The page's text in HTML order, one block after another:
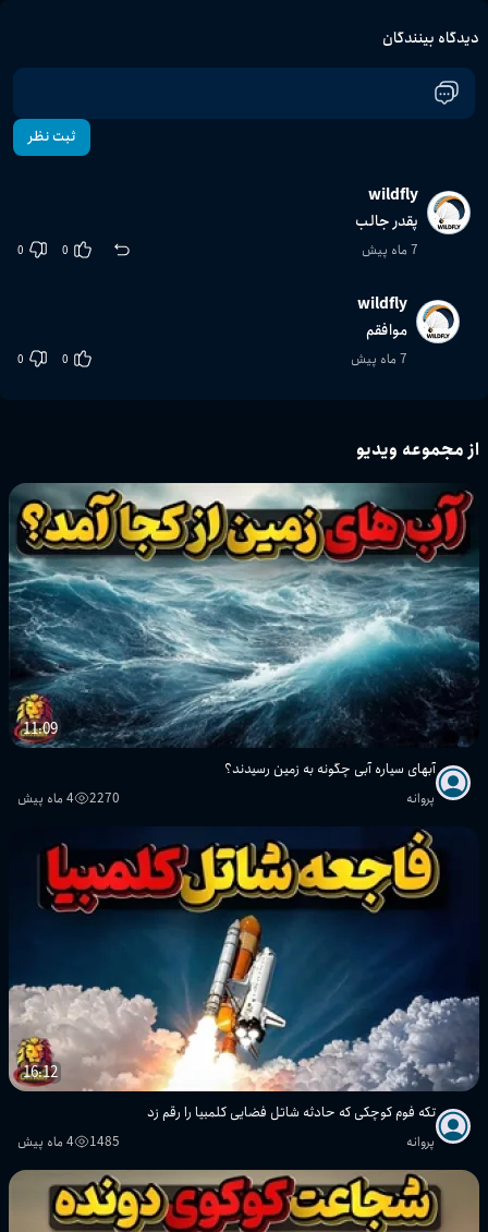
دیدگاه بینندگان
ثبت نظر
wildfly
پقدر جالب
7 ماه پیش 0
0
wildfly
موافقم
7 ماه پیش 0
0
از مجموعه ویدیو
11:09
آبهای سیاره آبی چگونه به زمین رسیدند؟
پروانه 2270 4 ماه پیش
16:12
تکه فوم کوچکی که حادثه شاتل فضایی کلمبیا را رقم زد
پروانه 1485 4 ماه پیش